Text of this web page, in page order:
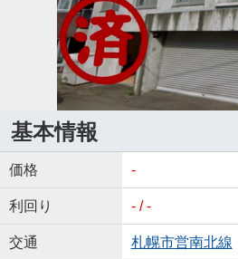
基本情報
価格 -
利回り - / -
交通 札幌市営南北線